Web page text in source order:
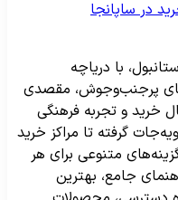
در ساپانجا
با دریاچه
پرجنب‌وجوش، مقصدی
خرید و تجربه فرهنگی
گرفته تا مراکز خرید
متنوعی برای هر
جامع، بهترین